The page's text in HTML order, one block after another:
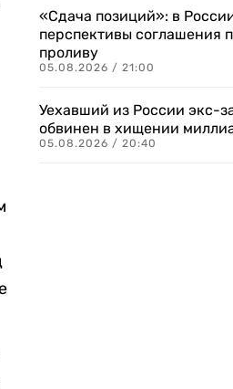
«Сдача позиций»: в
перспективы соглашения
проливу
05.08.2026 / 21:00
Уехавший из России экс-
обвинен в хищении
05.08.2026 / 20:40